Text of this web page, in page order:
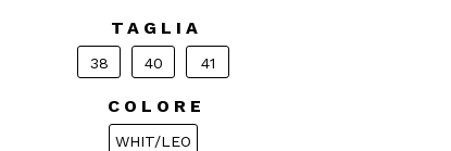
TAGLIA
38 40 41
COLORE
WHIT/LEO